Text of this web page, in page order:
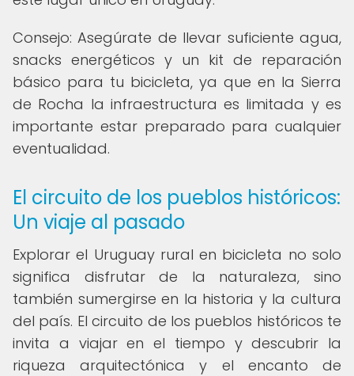
Consejo: Asegúrate de llevar suficiente agua,
snacks energéticos y un kit de reparación
básico para tu bicicleta, ya que en la Sierra
de Rocha la infraestructura es limitada y es
importante estar preparado para cualquier
eventualidad.
El circuito de los pueblos históricos:
Un viaje al pasado
Explorar el Uruguay rural en bicicleta no solo
significa disfrutar de la naturaleza, sino
también sumergirse en la historia y la cultura
del país. El circuito de los pueblos históricos te
invita a viajar en el tiempo y descubrir la
riqueza arquitectónica y el encanto de